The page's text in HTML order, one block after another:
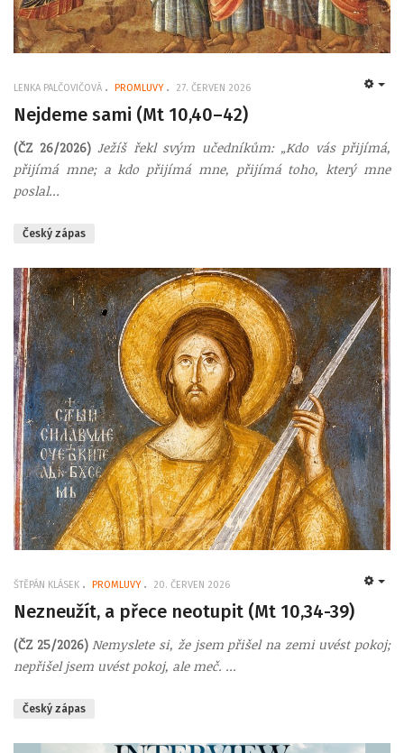
LENKA PALČOVIČOVÁ PROMLUVY 27. ČERVEN 2026
Nejdeme sami (Mt 10,40–42)
(ČZ 26/2026) Ježíš řekl svým učedníkům: „Kdo vás přijímá,
přijímá mne; a kdo přijímá mne, přijímá toho, který mne
poslal...
Český zápas
ŠTĚPÁN KLÁSEK PROMLUVY 20. ČERVEN 2026
Nezneužít, a přece neotupit (Mt 10,34-39)
(ČZ 25/2026) Nemyslete si, že jsem přišel na zemi uvést pokoj;
nepřišel jsem uvést pokoj, ale meč. ...
Český zápas